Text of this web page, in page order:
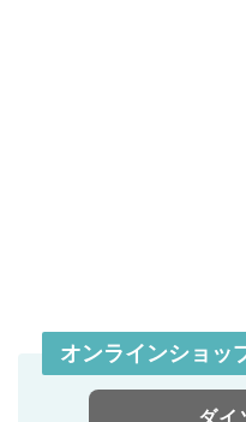
オンラインショッ
ダイ